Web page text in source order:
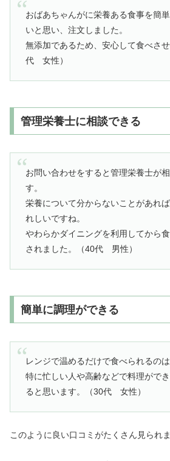
おばあちゃんがに栄養ある食事を簡
いと思い、注文しました。
無添加であるため、安心して食べさ
代 女性）
管理栄養士に相談できる
お問い合わせをすると管理栄養士が
す。
栄養について分からないことがあれ
れしいですね。
やわらかダイニングを利用してから
されました。（40代 男性）
簡単に調理ができる
レンジで温めるだけで食べられるのは
特に忙しい人や高齢などで料理がで
ると思います。（30代 女性）
このように良い口コミがたくさん見られま